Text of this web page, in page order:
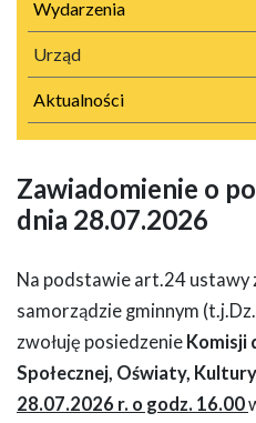
Wydarzenia
Urząd
Aktualności
Zawiadomienie o
dnia 28.07.2026
Na podstawie art.24 ustawy
samorządzie gminnym
zwołuję posiedzenie Komisji
Społecznej, Oświaty,
28.07.2026 r. o godz. 16.00